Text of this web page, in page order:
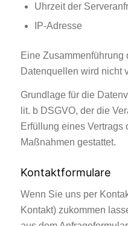
Uhrzeit der
IP-Adresse
Eine Zusammenführung
Datenquellen wird nicht
Grundlage für die
lit. b DSGVO, der die
Erfüllung eines Vertrags
Maßnahmen gestattet.
Kontaktformulare
Wenn Sie uns per
Kontakt) zukommen